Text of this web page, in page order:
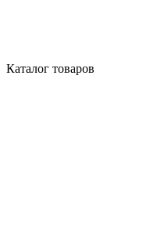
Каталог товаров